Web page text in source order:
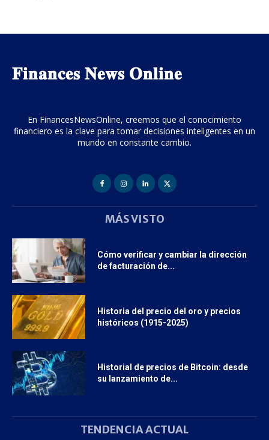
𝐅𝐢𝐧𝐚𝐧𝐜𝐞𝐬 𝐍𝐞𝐰𝐬 𝐎𝐧𝐥𝐢𝐧𝐞
En FinancesNewsOnline, creemos que el conocimiento
financiero es la clave para tomar decisiones inteligentes en un
mundo en constante cambio.
MÁS VISTO
Cómo verificar y cambiar la dirección
de facturación de...
Historia del precio del oro y precios
históricos (1915-2025)
Historial de precios de Bitcoin: desde
su lanzamiento de...
TENDENCIA ACTUAL